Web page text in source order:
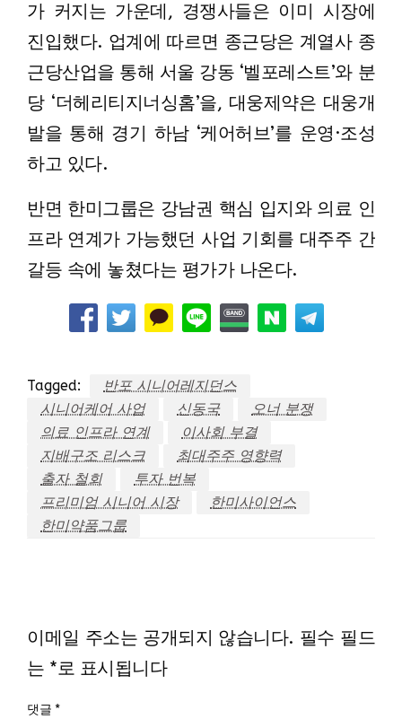
가 커지는 가운데, 경쟁사들은 이미 시장에
진입했다. 업계에 따르면 종근당은 계열사 종
근당산업을 통해 서울 강동 ‘벨포레스트’와 분
당 ‘더헤리티지너싱홈’을, 대웅제약은 대웅개
발을 통해 경기 하남 ‘케어허브’를 운영·조성
하고 있다.
반면 한미그룹은 강남권 핵심 입지와 의료 인
프라 연계가 가능했던 사업 기회를 대주주 간
갈등 속에 놓쳤다는 평가가 나온다.
Tagged:
반포 시니어레지던스
시니어케어 사업
신동국
오너 분쟁
의료 인프라 연계
이사회 부결
지배구조 리스크
최대주주 영향력
출자 철회
투자 번복
프리미엄 시니어 시장
한미사이언스
한미약품그룹
이메일 주소는 공개되지 않습니다. 필수 필드
는 *로 표시됩니다
댓글 *